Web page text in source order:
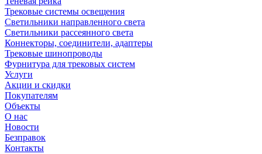
Трековые системы освещения
Светильники направленного света
Светильники рассеянного света
Коннекторы, соединители, адаптеры
Трековые шинопроводы
Фурнитура для трековых систем
Услуги
Акции и скидки
Покупателям
Объекты
О нас
Новости
Безправок
Контакты